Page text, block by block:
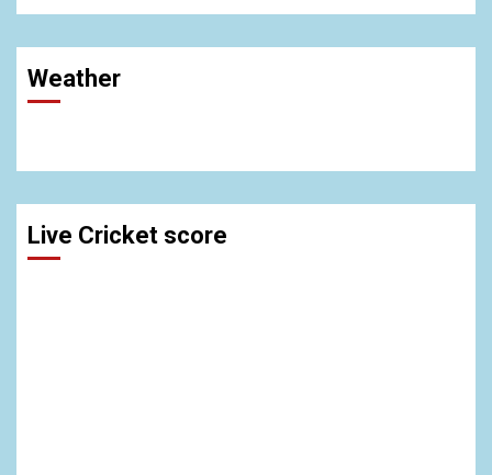
Weather
Live Cricket score